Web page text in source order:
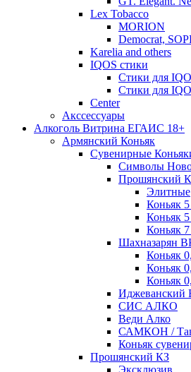
Lex Tobacco
MORION
Democrat,
Karelia and others
IQOS стики
Стики для
Стики для
Сenter
Акссессуары
Алкоголь Витрина ЕГАИС 18+
Армянский Коньяк
Сувенирные
Символы
Прошянский
Элитные
Коньяк
Коньяк
Коньяк
Шахназарян
Коньяк
Коньяк
Коньяк
Иджеванский
СИС АЛКО
Веди Алко
САМКОН /
Коньяк
Прошянский КЗ
Эксклюзив